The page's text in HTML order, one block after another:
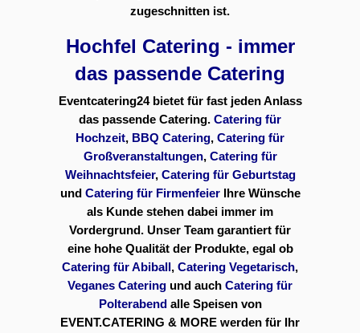
zugeschnitten ist.
Hochfel Catering - immer
das passende Catering
Eventcatering24 bietet für fast jeden Anlass
das passende Catering. Catering für
Hochzeit, BBQ Catering, Catering für
Großveranstaltungen, Catering für
Weihnachtsfeier, Catering für Geburtstag
und Catering für FirmenfeierIhre Wünsche
als Kunde stehen dabei immer im
Vordergrund. Unser Team garantiert für
eine hohe Qualität der Produkte, egal ob
Catering für Abiball , Catering Vegetarisch,
Veganes Catering und auch Catering für
Polterabend alle Speisen von
EVENT.CATERING & MORE werden für Ihr